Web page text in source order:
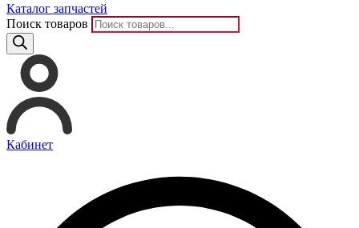
Каталог запчастей
Поиск товаров
Кабинет